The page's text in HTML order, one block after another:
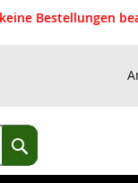
Bestellungen
Suche